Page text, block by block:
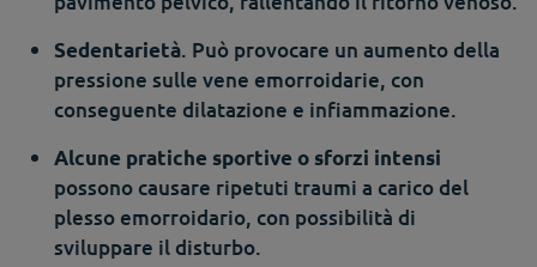
Sedentarietà. Può provocare un aumento della
pressione sulle vene emorroidarie, con
conseguente dilatazione e infiammazione.
Alcune pratiche sportive o sforzi intensi
possono causare ripetuti traumi a carico del
plesso emorroidario, con possibilità di
sviluppare il disturbo.